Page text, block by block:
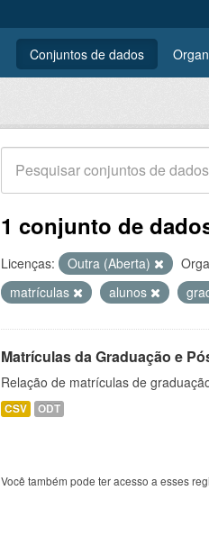
Conjuntos de dados
1 conjunto de
Licenças: Outra (Aberta)
matrículas
alunos
Matrículas da Graduação e
Relação de matrículas de
CSV ODT
Você também pode ter acesso a esses